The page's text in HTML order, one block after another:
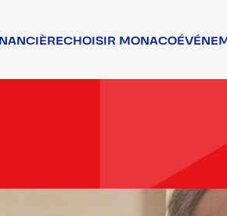
CHOISIR MONACO